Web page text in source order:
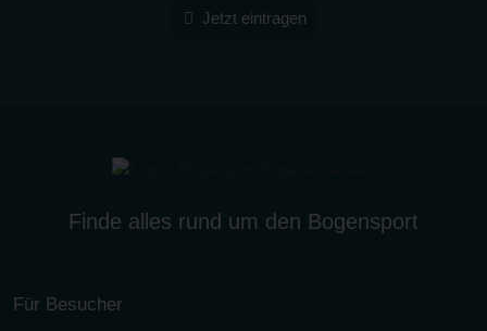
Jetzt eintragen
Finde alles rund um den Bogensport
Für Besucher